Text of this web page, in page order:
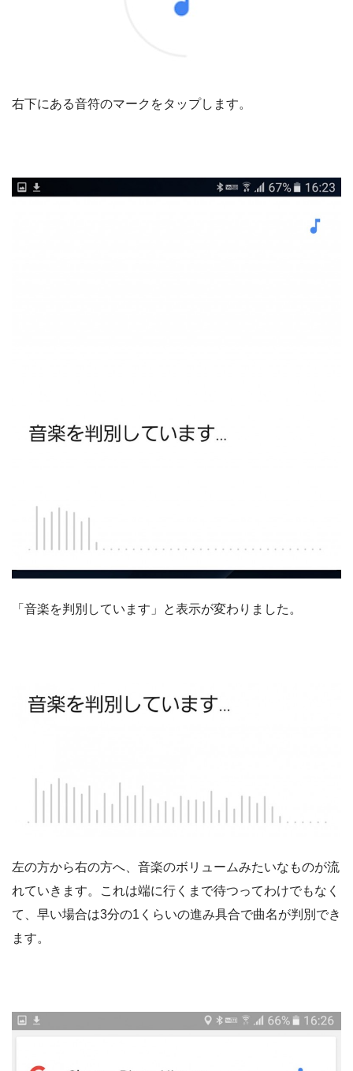
右下にある音符のマークをタップします。
「音楽を判別しています」と表示が変わりました。
左の方から右の方へ、音楽のボリュームみたいなものが流
れていきます。これは端に行くまで待つってわけでもなく
て、早い場合は3分の1くらいの進み具合で曲名が判別でき
ます。